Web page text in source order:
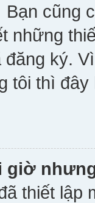
Bạn cũng
những
ký.
tôi thì
giờ
thiết lập